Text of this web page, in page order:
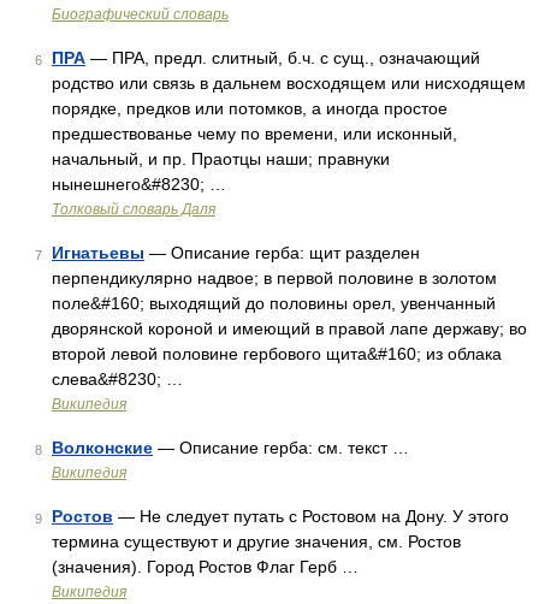
Биографический словарь
6 ПРА — ПРА, предл. слитный, б.ч. с сущ., означающий
родство или связь в дальнем восходящем или нисходящем
порядке, предков или потомков, а иногда простое
предшествованье чему по времени, или исконный,
начальный, и пр. Праотцы наши; правнуки
нынешнего&#8230; …
Толковый словарь Даля
7 Игнатьевы — Описание герба: щит разделен
перпендикулярно надвое; в первой половине в золотом
поле&#160; выходящий до половины орел, увенчанный
дворянской короной и имеющий в правой лапе державу; во
второй левой половине гербового щита&#160; из облака
слева&#8230; …
Википедия
8 Волконские — Описание герба: см. текст …
Википедия
9 Ростов — Не следует путать с Ростовом на Дону. У этого
термина существуют и другие значения, см. Ростов
(значения). Город Ростов Флаг Герб …
Википедия